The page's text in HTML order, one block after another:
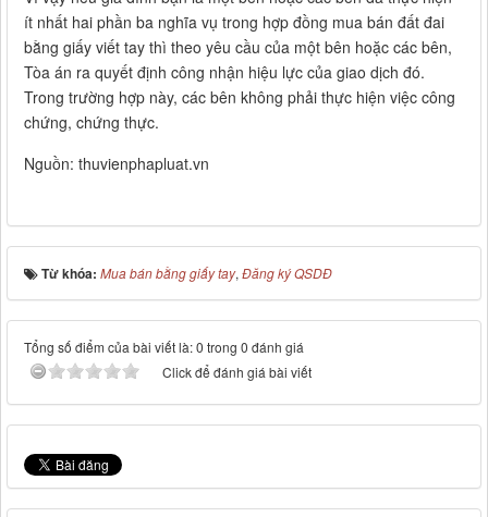
ít nhất hai phần ba nghĩa vụ trong hợp đồng mua bán đất đai
bằng giấy viết tay thì theo yêu cầu của một bên hoặc các bên,
Tòa án ra quyết định công nhận hiệu lực của giao dịch đó.
Trong trường hợp này, các bên không phải thực hiện việc công
chứng, chứng thực.
Nguồn: thuvienphapluat.vn
Từ khóa: Mua bán bằng giấy tay, Đăng ký QSDĐ
Tổng số điểm của bài viết là: 0 trong 0 đánh giá
Click để đánh giá bài viết